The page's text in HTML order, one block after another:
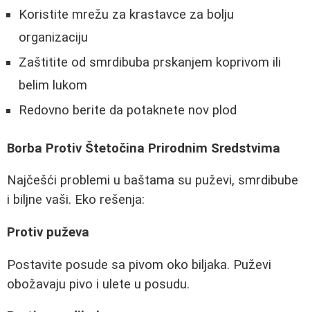
Koristite mrežu za krastavce za bolju
organizaciju
Zaštitite od smrdibuba prskanjem koprivom ili
belim lukom
Redovno berite da potaknete nov plod
Borba Protiv Štetočina Prirodnim Sredstvima
Najčešći problemi u baštama su puževi, smrdibube
i biljne vaši. Eko rešenja:
Protiv puževa
Postavite posude sa pivom oko biljaka. Puževi
obožavaju pivo i ulete u posudu.